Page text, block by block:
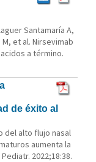
Santamaría A,
et al. Nirsevimab
a término.
de éxito al
del alto flujo nasal
aumenta la
2022;18:38.